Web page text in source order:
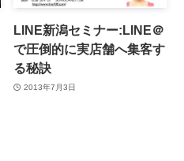
LINE新潟セミナー:LINE＠
で圧倒的に実店舗へ集客す
る秘訣
2013年7月3日